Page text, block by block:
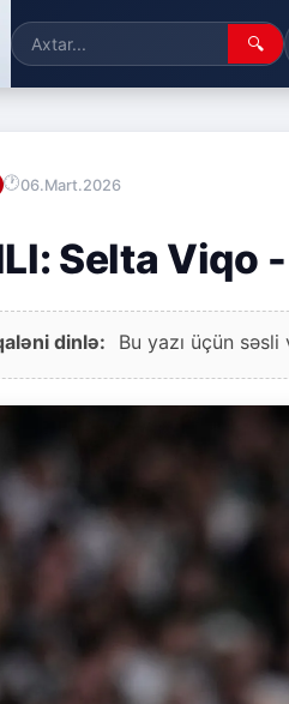
🔍
06.Mart.2026
Selta Viqo
dinlə: Bu yazı üçün səsli